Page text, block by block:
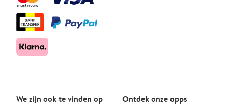
We zijn ook te vinden op Ontdek onze apps